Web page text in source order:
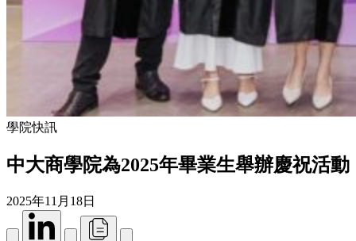
學院快訊
中大商學院為2025年畢業生舉辦慶祝活動
2025年11月18日